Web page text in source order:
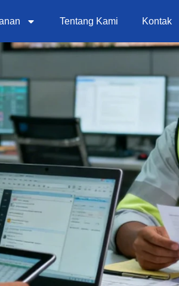
Tentang Kami Kontak